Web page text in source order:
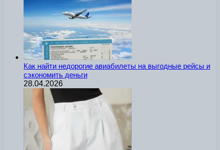
Как найти недорогие авиабилеты на выгодные рейсы и
сэкономить деньги
28.04.2026